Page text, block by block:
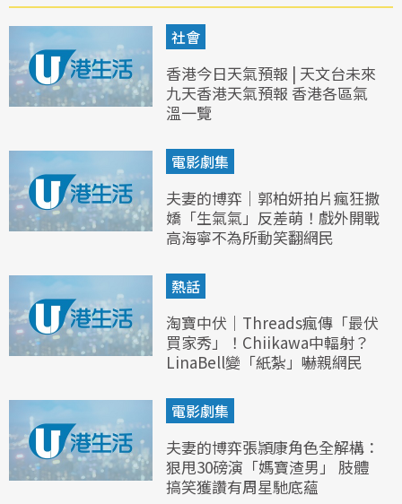
社會
香港今日天氣預報 | 天文台未來
九天香港天氣預報 香港各區氣
溫一覽
電影劇集
夫妻的博弈｜郭柏妍拍片瘋狂撒
嬌「生氣氣」反差萌！戲外開戰
高海寧不為所動笑翻網民
熱話
淘寶中伏｜Threads瘋傳「最伏
買家秀」！Chiikawa中輻射？
LinaBell變「紙紮」嚇親網民
電影劇集
夫妻的博弈張頴康角色全解構：
狠甩30磅演「媽寶渣男」 肢體
搞笑獲讚有周星馳底蘊